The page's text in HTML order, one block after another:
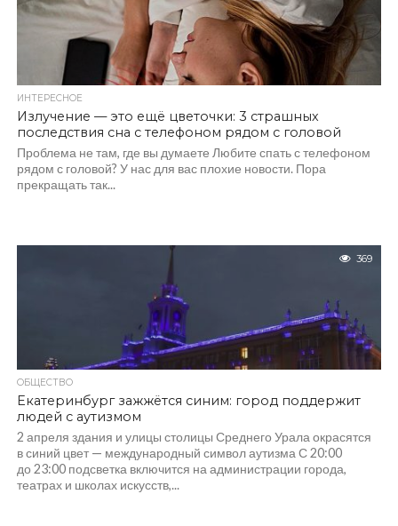
ИНТЕРЕСНОЕ
Излучение — это ещё цветочки: 3 страшных
последствия сна с телефоном рядом с головой
Проблема не там, где вы думаете Любите спать с телефоном
рядом с головой? У нас для вас плохие новости. Пора
прекращать так...
369
ОБЩЕСТВО
Екатеринбург зажжётся синим: город поддержит
людей с аутизмом
2 апреля здания и улицы столицы Среднего Урала окрасятся
в синий цвет — международный символ аутизма С 20:00
до 23:00 подсветка включится на администрации города,
театрах и школах искусств,...